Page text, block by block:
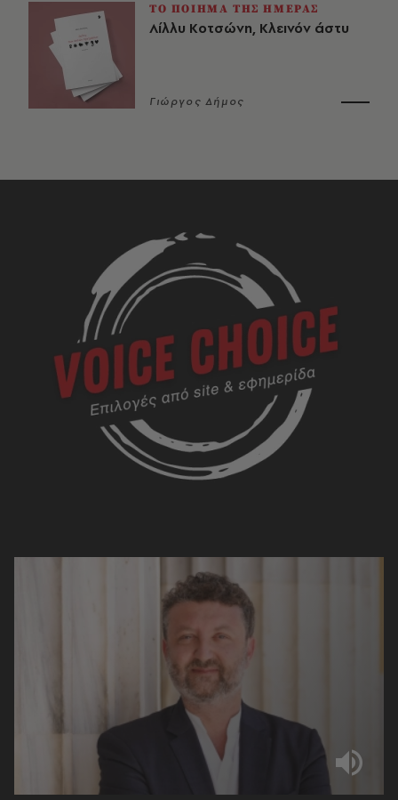
ΤΟ ΠΟΙΗΜΑ ΤΗΣ ΗΜΕΡΑΣ
Λίλλυ Κοτσώνη, Κλεινόν άστυ
Γιώργος Δήμος